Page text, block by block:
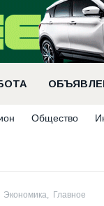
Общество
Экономика, Главное